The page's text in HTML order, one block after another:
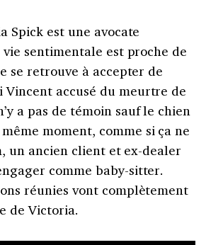
Spick est une avocate
sentimentale est proche de
se retrouve à accepter de
Vincent accusé du meurtre de
a pas de témoin sauf le chien
moment, comme si ça ne
un ancien client et ex-dealer
comme baby-sitter.
réunies vont complètement
de Victoria.